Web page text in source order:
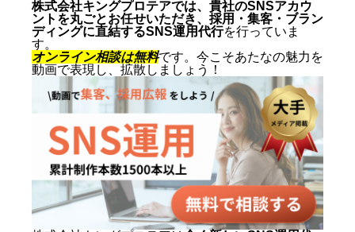
市生まれ。10代からSNSマーケテ
ィングの最前線に立ち、ショート
動画を軸にした集客・ブランディ
ングを専門とする。SNS運用代行
およびショート動画制作では累計
1,500本以上を手がけ、再生され
る動画の型と、フォロワーを「指
名・来店・売上」へ変える設計に
定評がある。 キャリアの原点は、
札幌でも有数のAI先進企業・株式
会社エグゼクティブマーケティン
株式会社キングプロテアでは、貴社のSNSアカウ
ントを丸ごとお任せいただき、採用・集客・ブラン
ディングに直結するSNS運用代行を行っていま
す。
オンライン相談は無料です。今こそあたなの魅力を
動画で表現し、拡散しましょう！